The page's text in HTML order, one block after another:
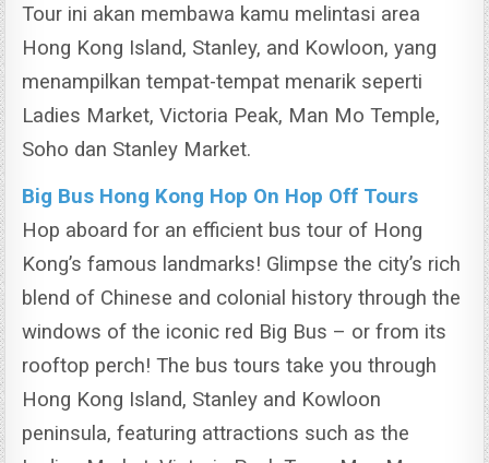
Tour ini akan membawa kamu melintasi area
Hong Kong Island, Stanley, and Kowloon, yang
menampilkan tempat-tempat menarik seperti
Ladies Market, Victoria Peak, Man Mo Temple,
Soho dan Stanley Market.
Big Bus Hong Kong Hop On Hop Off Tours
Hop aboard for an efficient bus tour of Hong
Kong’s famous landmarks! Glimpse the city’s rich
blend of Chinese and colonial history through the
windows of the iconic red Big Bus – or from its
rooftop perch! The bus tours take you through
Hong Kong Island, Stanley and Kowloon
peninsula, featuring attractions such as the